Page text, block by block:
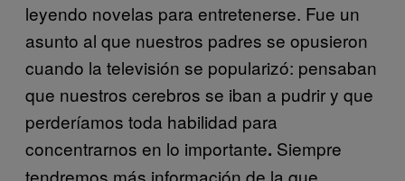
leyendo novelas para entretenerse. Fue un
asunto al que nuestros padres se opusieron
cuando la televisión se popularizó: pensaban
que nuestros cerebros se iban a pudrir y que
perderíamos toda habilidad para
concentrarnos en lo importante. Siempre
tendremos más información de la que